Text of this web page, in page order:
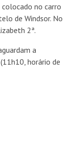
no carro
de Windsor. No
2ª.
a
horário de